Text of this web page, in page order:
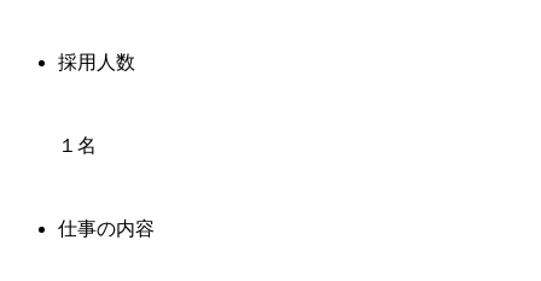
採用人数
１名
仕事の内容